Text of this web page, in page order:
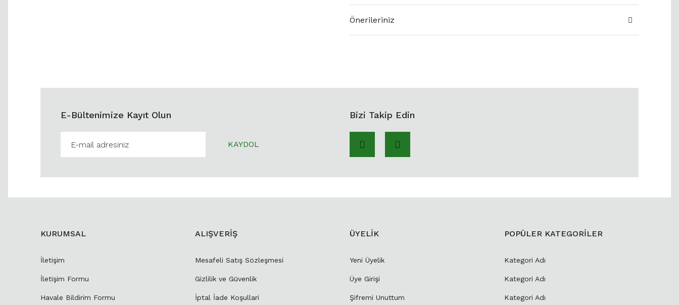
Önerileriniz
E-Bültenimize Kayıt Olun
KAYDOL
Bizi Takip Edin
KURUMSAL
İletişim
İletişim Formu
Havale Bildirim Formu
ALIŞVERİŞ
Mesafeli Satış Sözleşmesi
Gizlilik ve Güvenlik
İptal İade Koşullari
ÜYELİK
Yeni Üyelik
Üye Girişi
Şifremi Unuttum
POPÜLER KATEGORİLER
Kategori Adı
Kategori Adı
Kategori Adı